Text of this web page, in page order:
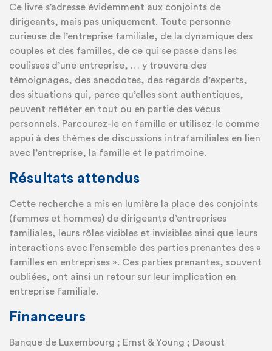
Ce livre s’adresse évidemment aux conjoints de
dirigeants, mais pas uniquement. Toute personne
curieuse de l’entreprise familiale, de la dynamique des
couples et des familles, de ce qui se passe dans les
coulisses d’une entreprise, … y trouvera des
témoignages, des anecdotes, des regards d’experts,
des situations qui, parce qu’elles sont authentiques,
peuvent refléter en tout ou en partie des vécus
personnels. Parcourez-le en famille er utilisez-le comme
appui à des thèmes de discussions intrafamiliales en lien
avec l’entreprise, la famille et le patrimoine.
Résultats attendus
Cette recherche a mis en lumière la place des conjoints
(femmes et hommes) de dirigeants d’entreprises
familiales, leurs rôles visibles et invisibles ainsi que leurs
interactions avec l’ensemble des parties prenantes des «
familles en entreprises ». Ces parties prenantes, souvent
oubliées, ont ainsi un retour sur leur implication en
entreprise familiale.
Financeurs
Banque de Luxembourg ; Ernst & Young ; Daoust